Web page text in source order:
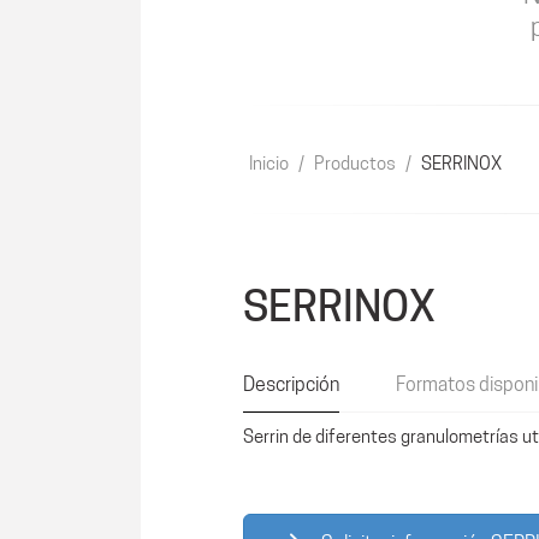
Inicio / Productos / SERRINOX
SERRINOX
Descripción Formatos
Serrin de diferentes granulometrías